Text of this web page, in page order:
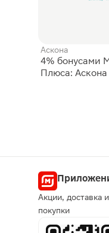
Аскона
4% бонусами
Плюса: Аскона
Акции, доставка
покупки